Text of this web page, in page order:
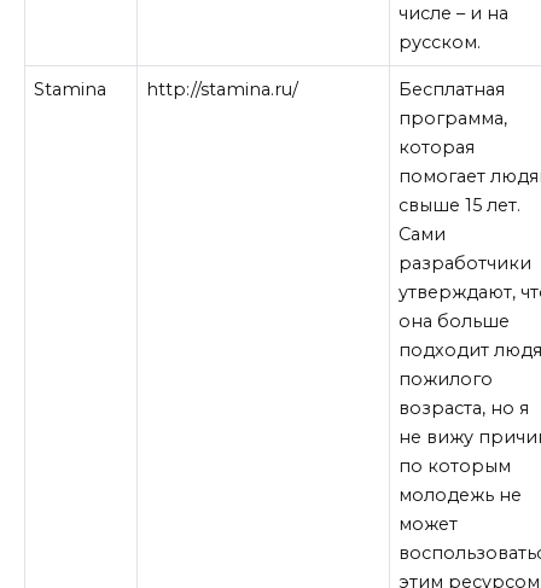
числе – и на
русском.
Stamina http://stamina.ru/
Бесплатная
программа,
которая
помогает
свыше 15 лет.
Сами
разработчики
утверждают,
она больше
подходит
пожилого
возраста, но я
не вижу
по которым
молодежь не
может
этим